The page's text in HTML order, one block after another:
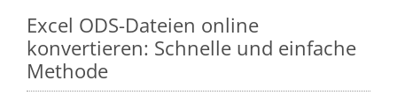
Excel ODS-Dateien online
konvertieren: Schnelle und einfache
Methode